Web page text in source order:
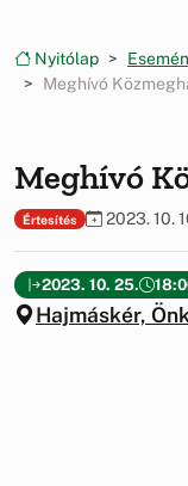
Nyitólap
Meghívó
Meghívó
Értesítés 2023. 10.
2023. 10. 25.
Hajmáskér,